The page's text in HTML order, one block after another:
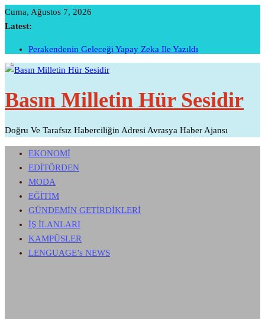
Skip
To
Cuma, Ağustos 7, 2026
Latest:
Perakendenin Geleceği Yapay Zeka Ile Yazıldı
Temmuz Ayı Ihracatı Belli Oldu…
Yatırım Çekti…
Sivri Biber Şampiyonluğunu Ilan Etti…
Basın Milletin Hür Sesidir
Doğru Ve Tarafsız Haberciliğin Adresi Avrasya Haber Ajansı
EKONOMİ
EDİTÖRDEN
MODA
EĞİTİM
GÜNDEMİN GETİRDİKLERİ
İŞ İLANLARI
KAMPÜSLER
LENGUAGE’s NEWS